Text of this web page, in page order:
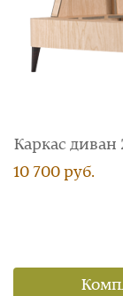
Каркас
10 700 руб.